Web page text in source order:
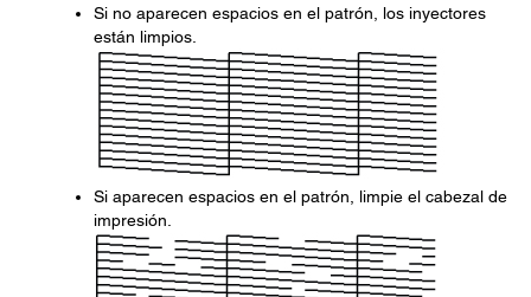
Si no aparecen espacios en el patrón, los inyectores
están limpios.
Si aparecen espacios en el patrón, limpie el cabezal de
impresión.